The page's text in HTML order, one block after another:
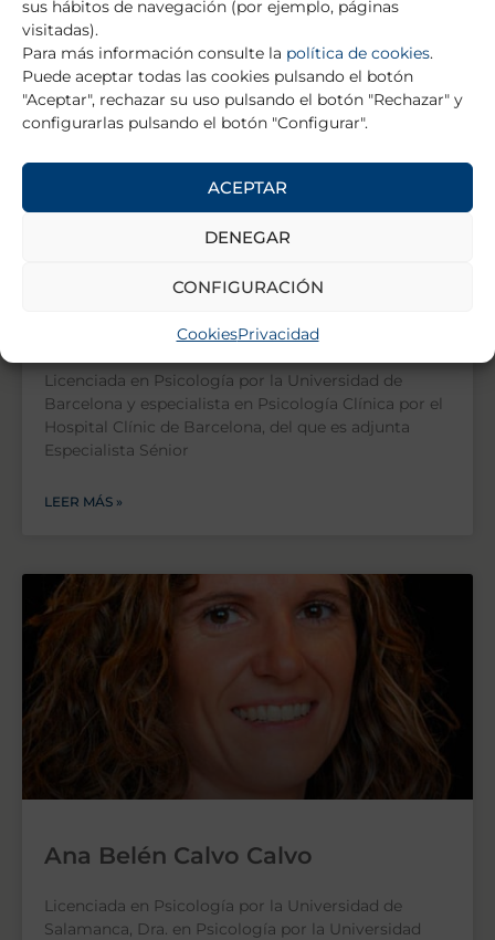
sus hábitos de navegación (por ejemplo, páginas
visitadas).
Para más información consulte la política de cookies.
Puede aceptar todas las cookies pulsando el botón
"Aceptar", rechazar su uso pulsando el botón "Rechazar" y
configurarlas pulsando el botón "Configurar".
ACEPTAR
DENEGAR
CONFIGURACIÓN
CookiesPrivacidad
Olga Puig Navarro
Licenciada en Psicología por la Universidad de
Barcelona y especialista en Psicología Clínica por el
Hospital Clínic de Barcelona, del que es adjunta
Especialista Sénior
LEER MÁS »
Ana Belén Calvo Calvo
Licenciada en Psicología por la Universidad de
Salamanca, Dra. en Psicología por la Universidad